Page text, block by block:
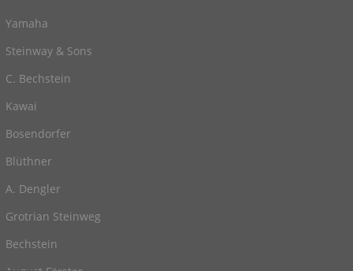
Yamaha
Steinway & Sons
C. Bechstein
Kawai
Bosendorfer
Blüthner
A. Dengler
Grotrian Steinweg
Bechstein